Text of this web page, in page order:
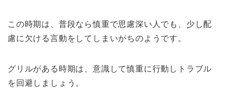
この時期は、普段なら慎重で思慮深い人でも、少し配
慮に欠ける言動をしてしまいがちのようです。
グリルがある時期は、意識して慎重に行動しトラブル
を回避しましょう。